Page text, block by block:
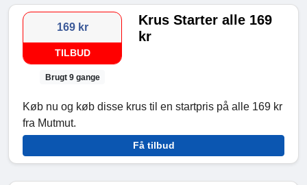
169 kr
TILBUD
Brugt 9 gange
Krus Starter alle 169
kr
Køb nu og køb disse krus til en startpris på alle 169 kr
fra Mutmut.
Få tilbud